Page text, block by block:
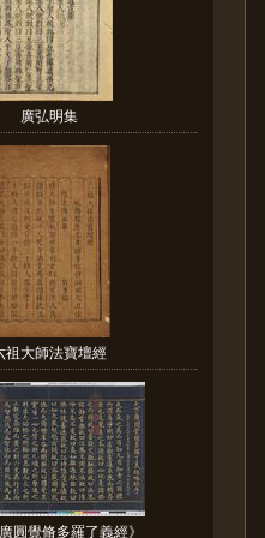
廣弘明集
祖大師法寶壇經
圓覺脩多羅了義經》